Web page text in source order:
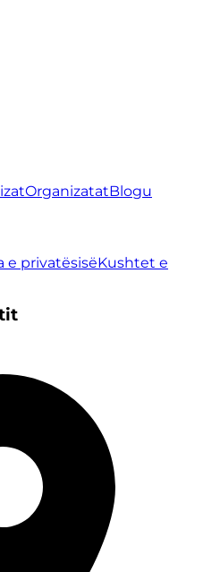
OrganizatatBlogu
e privatësisëKushtet e